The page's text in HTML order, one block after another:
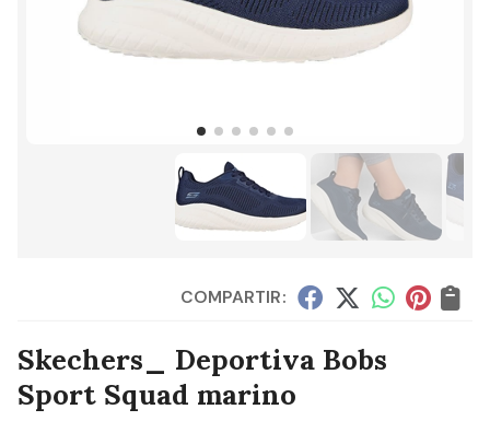
COMPARTIR:
Skechers_ Deportiva Bobs
Sport Squad marino